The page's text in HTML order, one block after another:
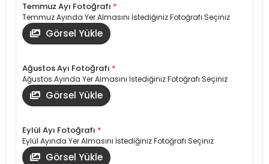
Temmuz Ayı Fotoğrafı *
Temmuz Ayında Yer Almasını İstediğiniz Fotoğrafı Seçiniz
Görsel Yükle
Ağustos Ayı Fotoğrafı *
Ağustos Ayında Yer Almasını İstediğiniz Fotoğrafı Seçiniz
Görsel Yükle
Eylül Ayı Fotoğrafı *
Eylül Ayında Yer Almasını İstediğiniz Fotoğrafı Seçiniz
Görsel Yükle